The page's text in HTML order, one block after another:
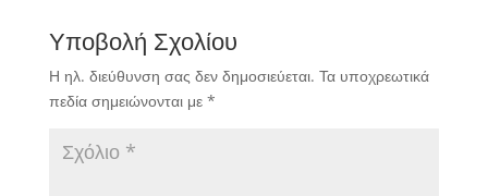
Υποβολή Σχολίου
Η ηλ. διεύθυνση σας δεν δημοσιεύεται. Τα υποχρεωτικά
πεδία σημειώνονται με *